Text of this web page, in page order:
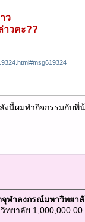
ว
าวคะ??
นี้ผมทำกิจกรรมกับ
ฬาลงกรณ์มหาวิทยา
ยาลัย 1,000,000.00